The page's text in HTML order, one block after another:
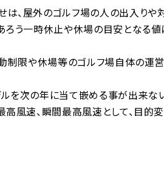
、屋外のゴルフ場の人の出入りや
ろう一時休止や休場の目安となる
制限や休場等のゴルフ場自体の運
を次の年に当て嵌める事が出来な
高風速、瞬間最高風速として、目的